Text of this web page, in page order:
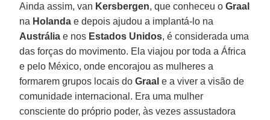
Ainda assim, van Kersbergen, que conheceu oGraal
na Holanda e depois ajudou a implantá-lo na
Austrália e nos Estados Unidos, é considerada uma
das forças do movimento. Ela viajou por toda a África
e pelo México, onde encorajou as mulheres a
formarem grupos locais doGraal e a viver a visão de
comunidade internacional. Era uma mulher
consciente do próprio poder, às vezes assustadora